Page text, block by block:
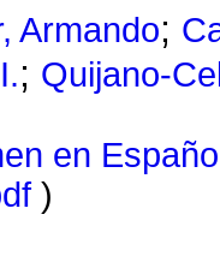
Armando;
; Quijano-
en
)